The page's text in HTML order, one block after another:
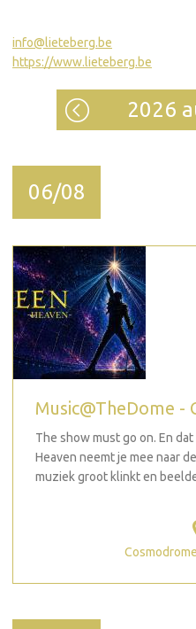
info@lieteberg.be
https://www.lieteberg.be
2026
06/08
Music@TheDome -
The show must go on. En
Heaven neemt je mee naar
muziek groot klinkt en